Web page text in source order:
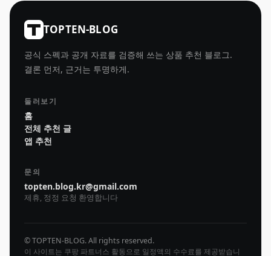
TOPTEN-BLOG
공식 스펙과 공개 자료를 검증해 쓰는 상품 추천 블로그.
결론 먼저, 근거는 투명하게.
둘러보기
홈
전체 추천 글
앱 추천
문의
topten.blog.kr@gmail.com
제휴, 정정 요청 환영합니다
© TOPTEN-BLOG. All rights reserved.
이 사이트는 쿠팡 파트너스 활동으로 일정액의 수수료를 제공받습니